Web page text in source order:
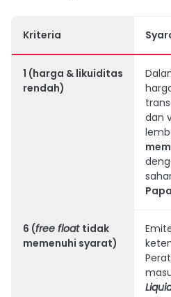
Kriteria
1 (harga & likuiditas
rendah)
dan
6 (free float tidak
memenuhi syarat)